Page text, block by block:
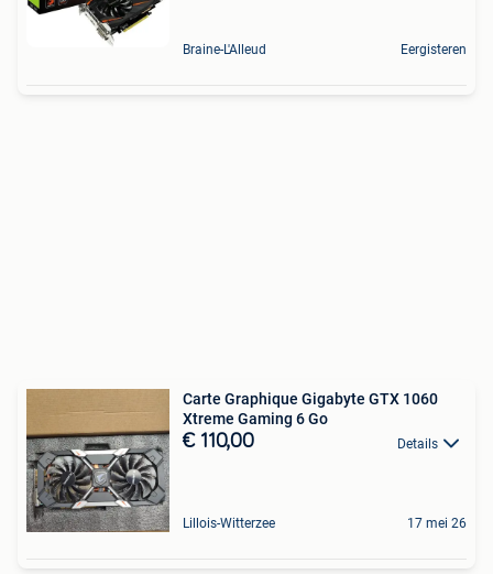
Braine-L'Alleud Eergisteren
Carte Graphique Gigabyte GTX 1060
Xtreme Gaming 6 Go
€ 110,00 Details
Lillois-Witterzee 17 mei 26